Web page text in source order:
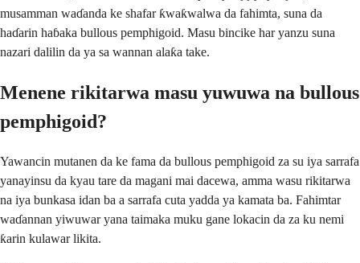
musamman waɗanda ke shafar ƙwaƙwalwa da fahimta, suna da
haɗarin haɓaka bullous pemphigoid. Masu bincike har yanzu suna
nazari dalilin da ya sa wannan alaƙa take.
Menene rikitarwa masu yuwuwa na bullous
pemphigoid?
Yawancin mutanen da ke fama da bullous pemphigoid za su iya sarrafa
yanayinsu da kyau tare da magani mai dacewa, amma wasu rikitarwa
na iya bunkasa idan ba a sarrafa cuta yadda ya kamata ba. Fahimtar
waɗannan yiwuwar yana taimaka muku gane lokacin da za ku nemi
ƙarin kulawar likita.